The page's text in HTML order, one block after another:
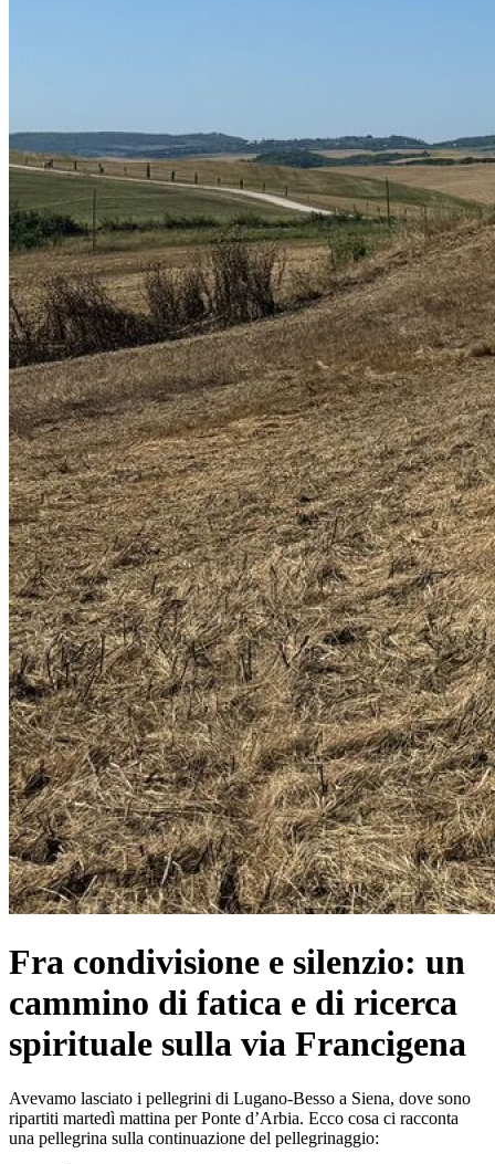
Fra condivisione e silenzio: un
cammino di fatica e di ricerca
spirituale sulla via Francigena
Avevamo lasciato i pellegrini di Lugano-Besso a Siena, dove sono
ripartiti martedì mattina per Ponte d’Arbia. Ecco cosa ci racconta
una pellegrina sulla continuazione del pellegrinaggio: